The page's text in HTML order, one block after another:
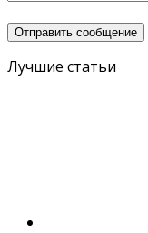
Лучшие статьи